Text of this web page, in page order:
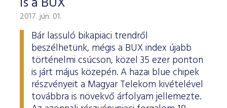
2017. jún. 01.
Bár lassuló bikapiaci trendről
beszélhetünk, mégis a BUX index újabb
történelmi csúcson, közel 35 ezer ponton
is járt május közepén. A hazai blue chipek
részvényeit a Magyar Telekom kivételével
továbbra is növekvő árfolyam jellemezte.